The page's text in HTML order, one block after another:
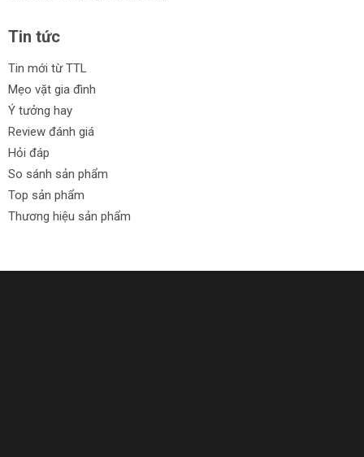
Tin tức
Tin mới từ TTL
Mẹo vặt gia đình
Ý tưởng hay
Review đánh giá
Hỏi đáp
So sánh sản phẩm
Top sản phẩm
Thương hiệu sản phẩm